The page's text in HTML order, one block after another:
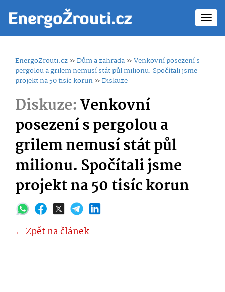
EnergoZrouti.cz»Dům a zahrada»Venkovní posezení s
pergolou a grilem nemusí stát půl milionu. Spočítali jsme
projekt na 50 tisíc korun»Diskuze
Diskuze:Venkovní
posezení s pergolou a
grilem nemusí stát půl
milionu. Spočítali jsme
projekt na 50 tisíc korun
← Zpět na článek